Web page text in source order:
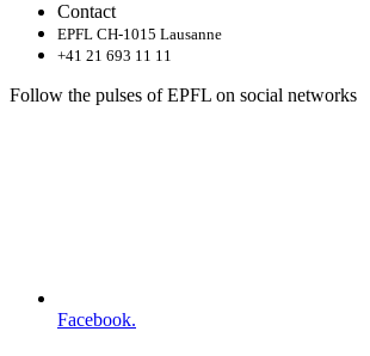
Contact
EPFL CH-1015 Lausanne
+41 21 693 11 11
Follow the pulses of EPFL on social networks
Facebook.